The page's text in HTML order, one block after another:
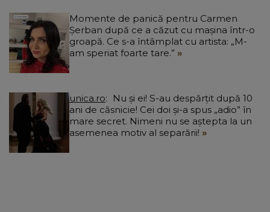
Momente de panică pentru Carmen
Șerban după ce a căzut cu mașina într-o
groapă. Ce s-a întâmplat cu artista: „M-
am speriat foarte tare.”
unica.ro
ani de căsnicie! Cei doi și-a spus „adio” în
mare secret. Nimeni nu se aștepta la un
asemenea motiv al separării!